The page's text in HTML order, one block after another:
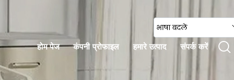
भाषा बदलें
होम पेज कंपनी प्रोफाइल हमारे उत्पाद संपर्क करें